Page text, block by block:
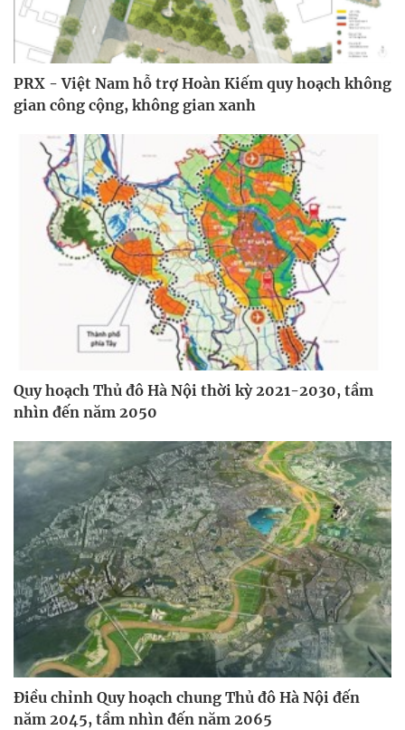
PRX - Việt Nam hỗ trợ Hoàn Kiếm quy hoạch không
gian công cộng, không gian xanh
Quy hoạch Thủ đô Hà Nội thời kỳ 2021-2030, tầm
nhìn đến năm 2050
Điều chỉnh Quy hoạch chung Thủ đô Hà Nội đến
năm 2045, tầm nhìn đến năm 2065